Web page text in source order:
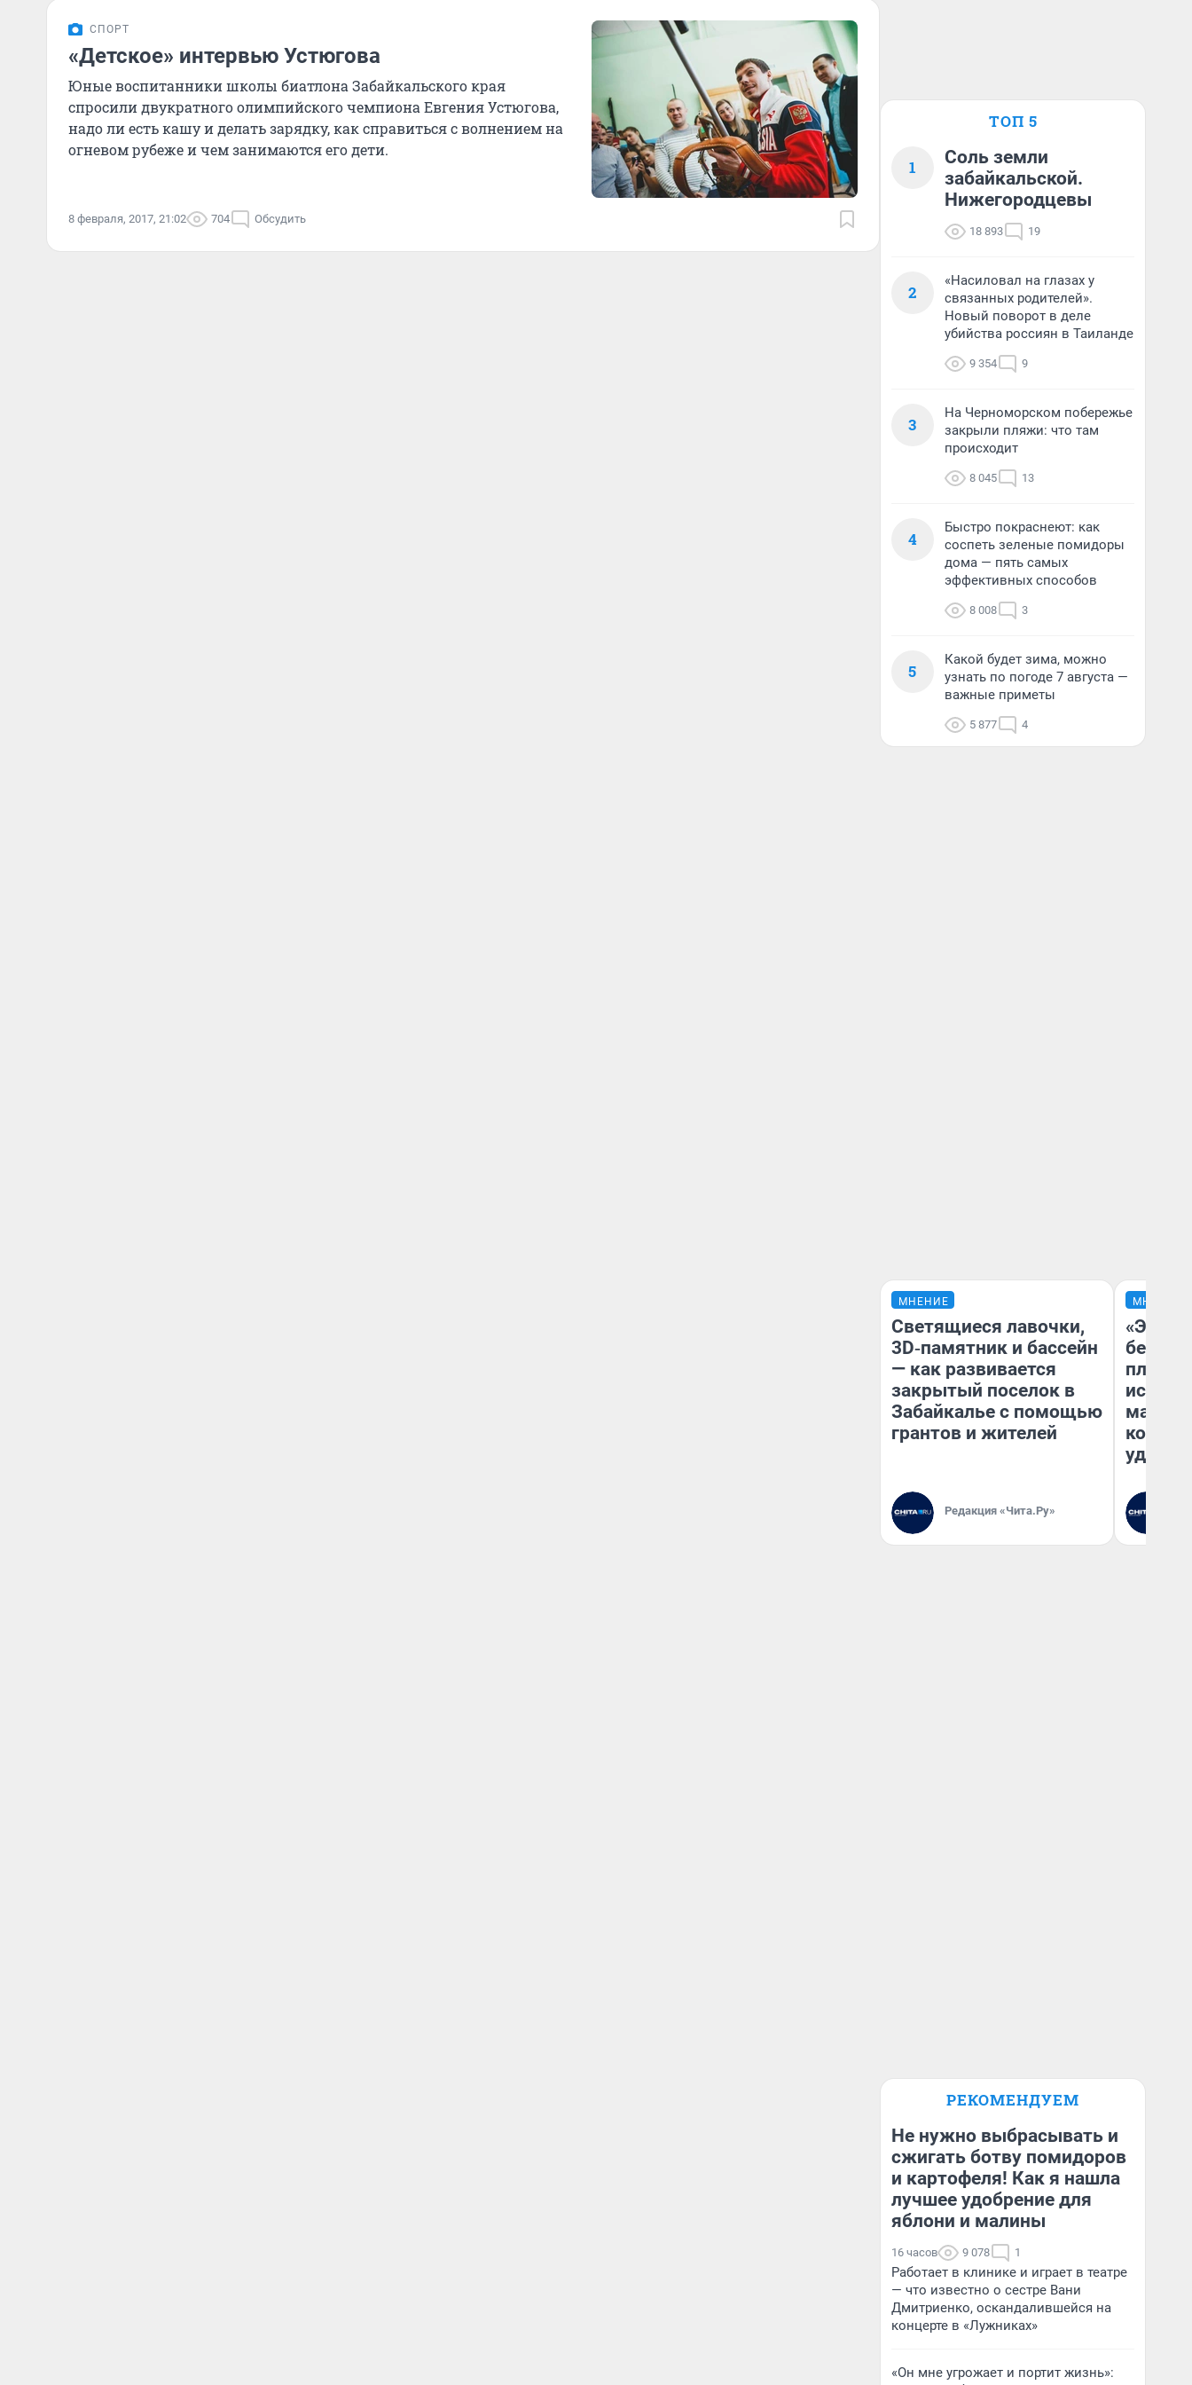
СПОРТ
«Детское» интервью Устюгова
Юные воспитанники школы биатлона Забайкальского края
спросили двукратного олимпийского чемпиона Евгения Устюгова,
надо ли есть кашу и делать зарядку, как справиться с волнением на
огневом рубеже и чем занимаются его дети.
8 февраля, 2017, 21:02 704 Обсудить
ТОП 5
1
Соль земли
забайкальской.
Нижегородцевы
18 893 19
2
«Насиловал на глазах у
связанных родителей».
Новый поворот в деле
убийства россиян в Таиланде
9 354 9
3
На Черноморском побережье
закрыли пляжи: что там
происходит
8 045 13
4
Быстро покраснеют: как
соспеть зеленые помидоры
дома — пять самых
эффективных способов
8 008 3
5
Какой будет зима, можно
узнать по погоде 7 августа —
важные приметы
5 877 4
МНЕНИЕ
Светящиеся лавочки,
3D‑памятник и бассейн
— как развивается
закрытый поселок в
Забайкалье с помощью
грантов и жителей
Редакция «Чита.Ру»
МНЕНИЕ
«Это
РЕКОМЕНДУЕМ
Не нужно выбрасывать и
сжигать ботву помидоров
и картофеля! Как я нашла
лучшее удобрение для
яблони и малины
16 часов 9 078 1
Работает в клинике и играет в театре
— что известно о сестре Вани
Дмитриенко, оскандалившейся на
концерте в «Лужниках»
«Он мне угрожает и портит жизнь»: